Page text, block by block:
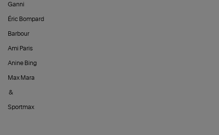
Ganni
Éric Bompard
Barbour
Ami Paris
Anine Bing
Max Mara
&
Sportmax